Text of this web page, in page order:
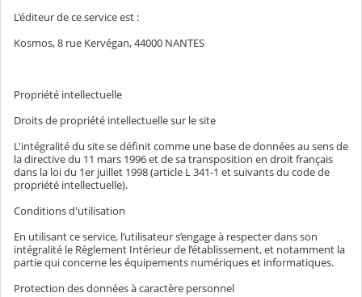
L’éditeur de ce service est :
Kosmos, 8 rue Kervégan, 44000 NANTES
Propriété intellectuelle
Droits de propriété intellectuelle sur le site
L'intégralité du site se définit comme une base de données au sens de
la directive du 11 mars 1996 et de sa transposition en droit français
dans la loi du 1er juillet 1998 (article L 341-1 et suivants du code de
propriété intellectuelle).
Conditions d'utilisation
En utilisant ce service, l’utilisateur s’engage à respecter dans son
intégralité le Règlement Intérieur de l’établissement, et notamment la
partie qui concerne les équipements numériques et informatiques.
Protection des données à caractère personnel